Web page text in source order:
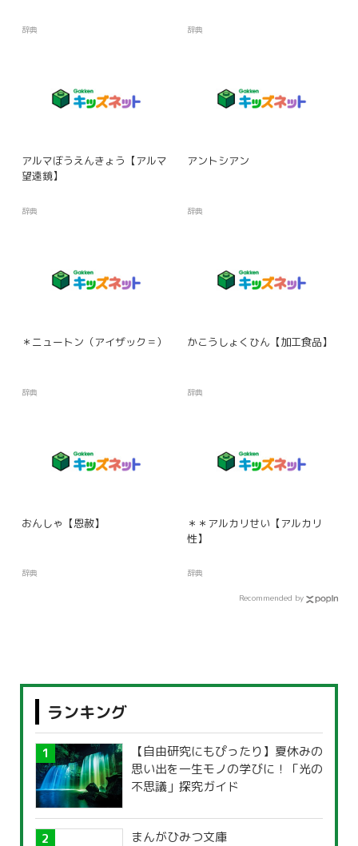
辞典 辞典
アルマぼうえんきょう【アルマ
望遠鏡】
辞典
アントシアン
辞典
＊ニュートン（アイザック＝）
辞典
かこうしょくひん【加工食品】
辞典
おんしゃ【恩赦】
辞典
＊＊アルカリせい【アルカリ
性】
辞典
Recommended by
ランキング
【自由研究にもぴったり】夏休みの
思い出を一生モノの学びに！「光の
不思議」探究ガイド
まんがひみつ文庫